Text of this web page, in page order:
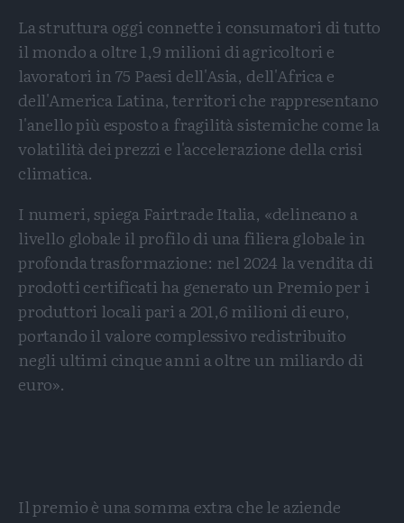
La struttura oggi connette i consumatori di tutto
il mondo a oltre 1,9 milioni di agricoltori e
lavoratori in 75 Paesi dell'Asia, dell'Africa e
dell'America Latina, territori che rappresentano
l'anello più esposto a fragilità sistemiche come la
volatilità dei prezzi e l'accelerazione della crisi
climatica.
I numeri, spiega Fairtrade Italia, «delineano a
livello globale il profilo di una filiera globale in
profonda trasformazione: nel 2024 la vendita di
prodotti certificati ha generato un Premio per i
produttori locali pari a 201,6 milioni di euro,
portando il valore complessivo redistribuito
negli ultimi cinque anni a oltre un miliardo di
euro».
Il premio è una somma extra che le aziende